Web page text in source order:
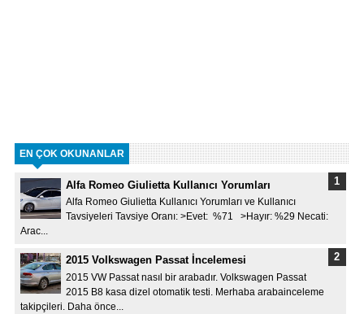
EN ÇOK OKUNANLAR
Alfa Romeo Giulietta Kullanıcı Yorumları
Alfa Romeo Giulietta Kullanıcı Yorumları ve Kullanıcı
Tavsiyeleri Tavsiye Oranı: >Evet: %71 >Hayır: %29 Necati:
Arac...
2015 Volkswagen Passat İncelemesi
2015 VW Passat nasıl bir arabadır. Volkswagen Passat
2015 B8 kasa dizel otomatik testi. Merhaba arabainceleme
takipçileri. Daha önce...